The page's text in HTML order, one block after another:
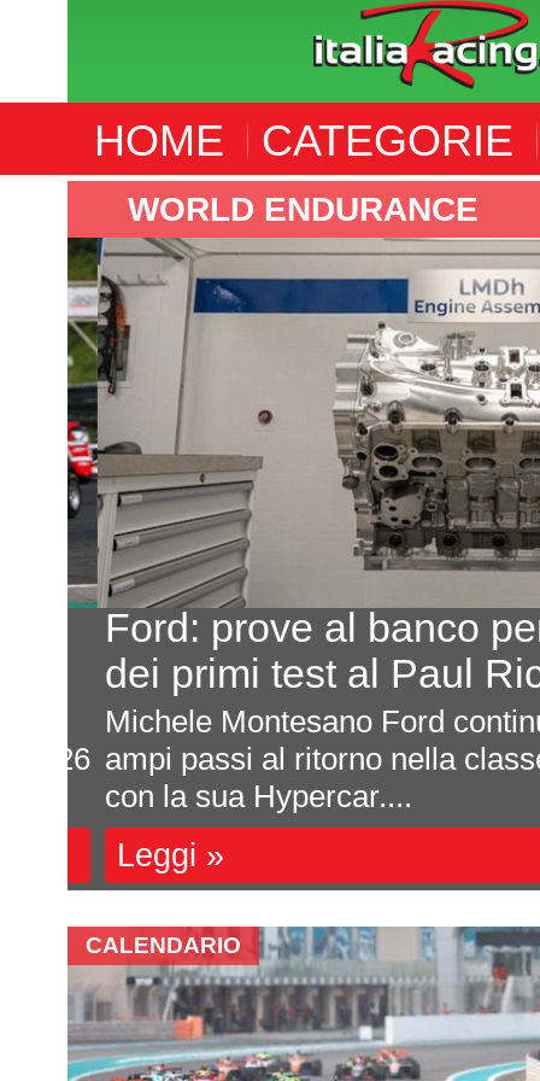
HOME CATEGORIE
WORLD ENDURANCE
Ford: prove al banco
dei primi test al Paul
Michele Montesano Ford
ampi passi al ritorno nella classe
con la sua Hypercar....
Leggi »
CALENDARIO